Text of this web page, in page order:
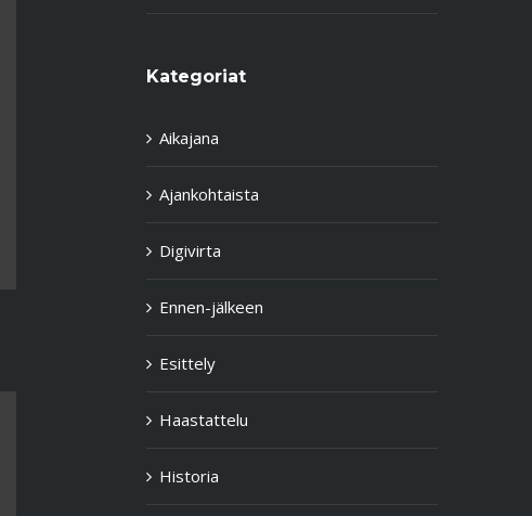
Kategoriat
Aikajana
Ajankohtaista
Digivirta
Ennen-jälkeen
Esittely
Haastattelu
Historia